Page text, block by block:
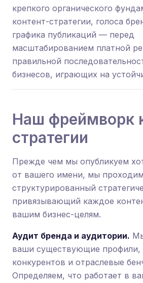
крепкого органического
контент-стратегии, голоса
графика публикаций — перед
масштабированием платной
правильной
бизнесов, играющих на
Наш фреймворк
стратегии
Прежде чем мы опубликуем
от вашего имени, мы проходим
структурированный
привязывающий каждое
вашим бизнес-целям.
Аудит бренда и аудитории.
ваши существующие профили,
конкурентов и отраслевые
Определяем, что работает в